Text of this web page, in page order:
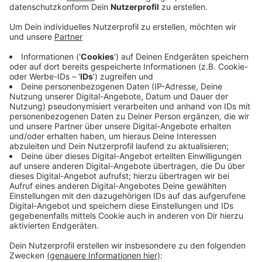
Infoveranstaltungen und Förderprogrammen.
Veröffentlicht:Dienstag, 31.01.2023 14:28
Anzeige
Tipps
Anzeige
Die Stadt Gronau hat ein regionales Energiesparbuch
mit vielen Tipps veröffentlicht, in Zusammenarbeit mit
dem Münsterland e.V. und der Landesgesellschaft
NRW.Energy4Climate.Viele der Tipps sind nicht nur
für Gronau und Epe interessant, deshalb haben wir
Euch hier die Broschüre bereit gestellt.
Anzeige